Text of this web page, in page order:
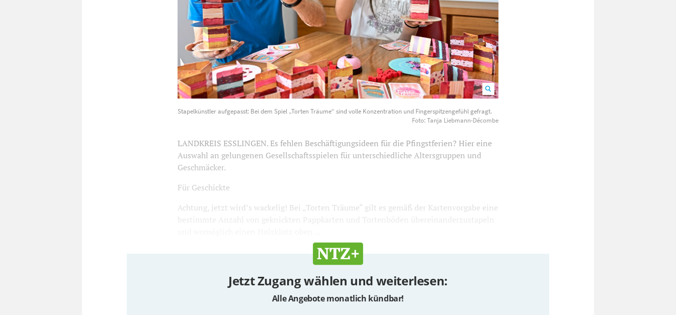
Fingerspitzengefühl gefragt. Foto: Tanja Liebmann-Décombe1200800
Stapelkünstler aufgepasst: Bei dem Spiel „Torten Träume“ sind volle Konzentration und Fingerspitzengefühl gefragt.
Foto: Tanja Liebmann-Décombe
LANDKREIS ESSLINGEN. Es fehlen Beschäftigungsideen für die Pfingstferien? Hier eine
Auswahl an gelungenen Gesellschaftsspielen für unterschiedliche Altersgruppen und
Geschmäcker.
Für Geschickte
Achtung, jetzt wird’s wackelig! Bei „Torten Träume“ gilt es gemäß der Kartenvorgabe eine
bestimmte Anzahl von geknickten Pappkarten und Tortenböden übereinanderzustapeln
Jetzt Zugang wählen und weiterlesen:
Alle Angebote monatlich kündbar!